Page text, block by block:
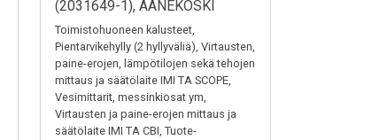
(2031649-1), ÄÄNEKOSKI
Toimistohuoneen kalusteet,
Pientarvikehylly (2 hyllyväliä), Virtausten,
paine-erojen, lämpötilojen sekä tehojen
mittaus ja säätölaite IMI TA SCOPE,
Vesimittarit, messinkiosat ym,
Virtausten ja paine-erojen mittaus ja
säätölaite IMI TA CBI, Tuote-